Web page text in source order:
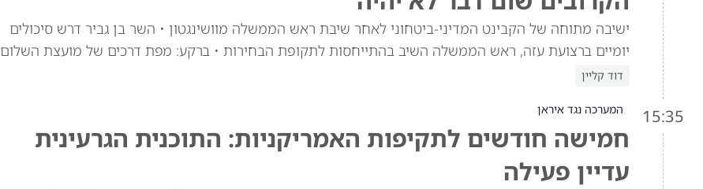
ישיבה מתוחה של הקבינט המדיני-ביטחוני לאחר שיבת ראש הממשלה מוושינגטון • השר בן גביר דרש סיכולים
יומיים ברצועת עזה, ראש הממשלה השיב בהתייחסות לתקופת הבחירות • ברקע: מפת דרכים של מועצת השלום
דוד קליין
15:35 המערכה נגד איראן
חמישה חודשים לתקיפות האמריקניות: התוכנית הגרעינית
עדיין פעילה